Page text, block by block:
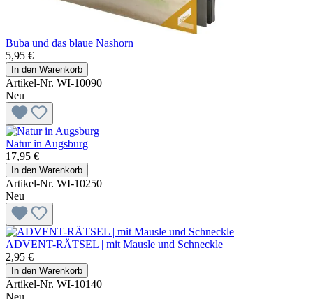
Buba und das blaue Nashorn
5,95 €
In den Warenkorb
Artikel-Nr. WI-10090
Neu
Natur in Augsburg
17,95 €
In den Warenkorb
Artikel-Nr. WI-10250
Neu
ADVENT-RÄTSEL | mit Mausle und Schneckle
2,95 €
In den Warenkorb
Artikel-Nr. WI-10140
Neu